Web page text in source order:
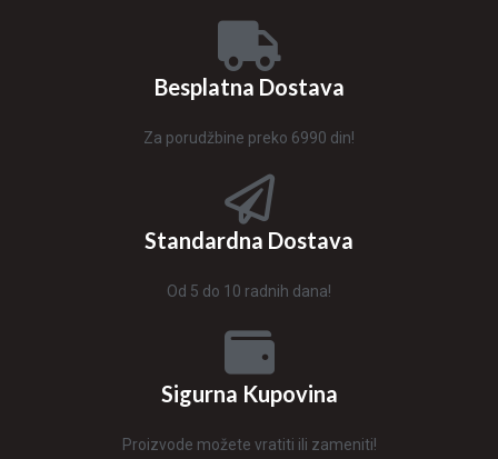
Besplatna Dostava
Za porudžbine preko 6990 din!
Standardna Dostava
Od 5 do 10 radnih dana!
Sigurna Kupovina
Proizvode možete vratiti ili zameniti!